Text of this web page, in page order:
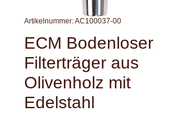
Artikelnummer: AC100037-00
ECM Bodenloser
Filterträger aus
Olivenholz mit
Edelstahl